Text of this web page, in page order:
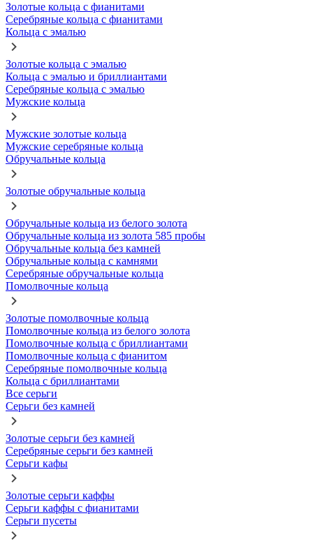
Золотые кольца с фианитами
Серебряные кольца с фианитами
Кольца с эмалью
Золотые кольца с эмалью
Кольца с эмалью и бриллиантами
Серебряные кольца с эмалью
Мужские кольца
Мужские золотые кольца
Мужские серебряные кольца
Обручальные кольца
Золотые обручальные кольца
Обручальные кольца из белого золота
Обручальные кольца из золота 585 пробы
Обручальные кольца без камней
Обручальные кольца с камнями
Серебряные обручальные кольца
Помолвочные кольца
Золотые помолвочные кольца
Помолвочные кольца из белого золота
Помолвочные кольца с бриллиантами
Помолвочные кольца с фианитом
Серебряные помолвочные кольца
Кольца с бриллиантами
Все серьги
Серьги без камней
Золотые серьги без камней
Серебряные серьги без камней
Серьги кафы
Золотые серьги каффы
Серьги каффы с фианитами
Серьги пусеты